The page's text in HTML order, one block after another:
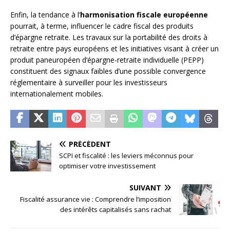
Enfin, la tendance à l’harmonisation fiscale européenne
pourrait, à terme, influencer le cadre fiscal des produits
d’épargne retraite. Les travaux sur la portabilité des droits à
retraite entre pays européens et les initiatives visant à créer un
produit paneuropéen d’épargne-retraite individuelle (PEPP)
constituent des signaux faibles d’une possible convergence
réglementaire à surveiller pour les investisseurs
internationalement mobiles.
PRÉCÉDENT
SCPI et fiscalité : les leviers méconnus pour
optimiser votre investissement
SUIVANT
Fiscalité assurance vie : Comprendre l’imposition
des intérêts capitalisés sans rachat